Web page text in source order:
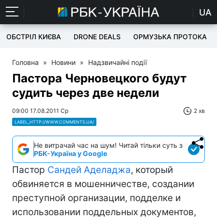
UA
ОБСТРІЛ КИЄВА DRONE DEALS ОРМУЗЬКА ПРОТОКА
Головна » Новини » Надзвичайні події
Пастора Черновецкого будут
судить через две недели
09:00 17.08.2011 Ср 2 хв
LABEL_HTTP://WWW.COMMENTS.UA/
Не витрачай час на шум! Читай тільки суть з
РБК-Україна у Google
Пастор Сандей Аделаджа, который
обвиняется в мошенничестве, создании
преступной организации, подделке и
использовании поддельных документов,